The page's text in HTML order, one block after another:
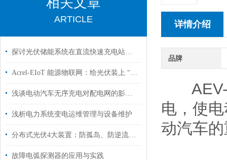
ARTICLE
探讨光伏储能系统在直流快速充电站中的应用
Acrel-EIoT 能源物联网：给光伏装上 “智慧大脑”，防逆流难题秒破解
浅谈电动汽车无序充电对配电网的影响及有序充电优化
浅析电力系统变电运维管理与设备维护
分布式光伏4大装置：防孤岛、防逆流、电能质量监测、箱变测控作用说明
故障电弧探测器的应用与实践
详情介绍
品牌
AEV-
电，使
动汽车